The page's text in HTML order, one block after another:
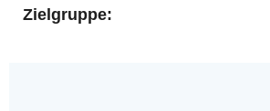
Zielgruppe: